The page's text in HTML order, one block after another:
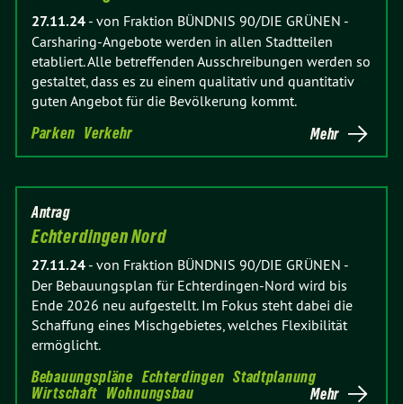
27.11.24 - von Fraktion BÜNDNIS 90/DIE GRÜNEN -
Carsharing-Angebote werden in allen Stadtteilen
etabliert. Alle betreffenden Ausschreibungen werden so
gestaltet, dass es zu einem qualitativ und quantitativ
guten Angebot für die Bevölkerung kommt.
Parken Verkehr Mehr
Antrag
Echterdingen Nord
27.11.24 - von Fraktion BÜNDNIS 90/DIE GRÜNEN -
Der Bebauungsplan für Echterdingen-Nord wird bis
Ende 2026 neu aufgestellt. Im Fokus steht dabei die
Schaffung eines Mischgebietes, welches Flexibilität
ermöglicht.
Bebauungspläne Echterdingen Stadtplanung
Wirtschaft Wohnungsbau Mehr